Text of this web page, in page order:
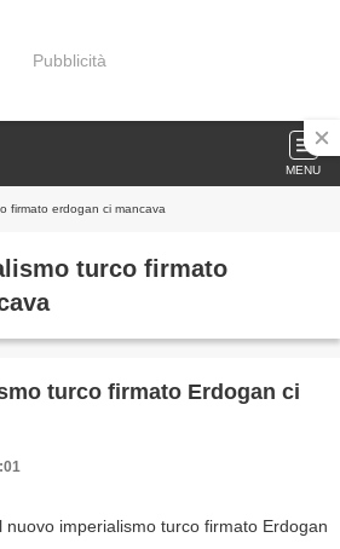
Pubblicità
MENU
firmato erdogan ci mancava
turco firmato
turco firmato Erdogan ci